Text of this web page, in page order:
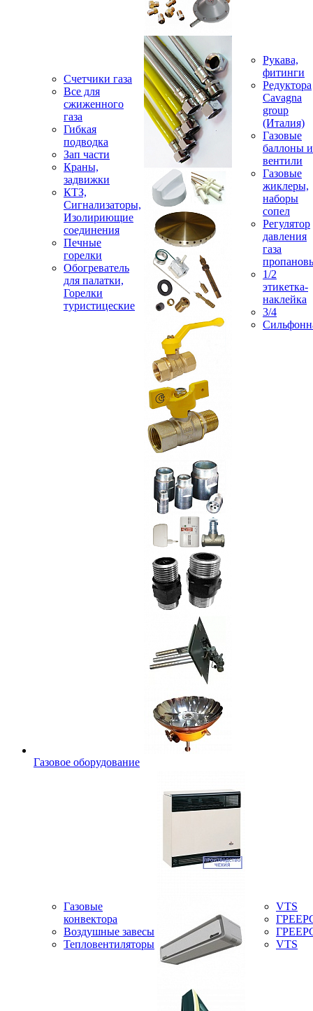
Счетчики газа
Все для
сжиженного
газа
Гибкая
подводка
Зап части
Краны,
задвижки
КТЗ,
Сигнализаторы,
Изолириющие
соединения
Печные
горелки
Обогреватель
для палатки,
Горелки
туристицеские
Рукава,
фитинги
Редуктора
Cavagna
group
(Италия)
Газовые
баллоны и
вентили
Газовые
жиклеры,
наборы
сопел
Регулятор
давления
газа
1/2
этикетка-
наклейка
3/4
Газовое оборудование
Газовые
конвектора
Воздушные завесы
Тепловентиляторы
VTS
VTS